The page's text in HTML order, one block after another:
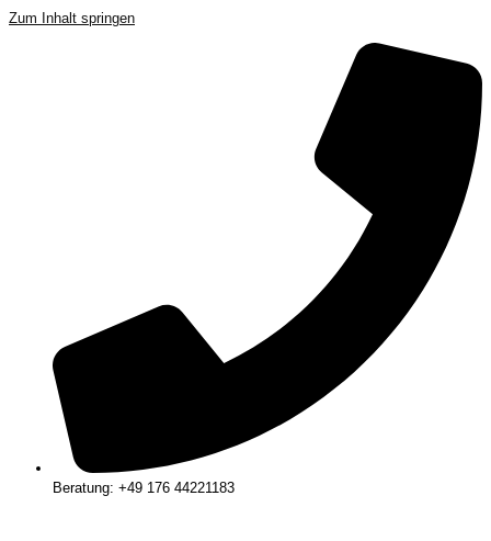
Zum Inhalt springen
Beratung: +49 176 44221183